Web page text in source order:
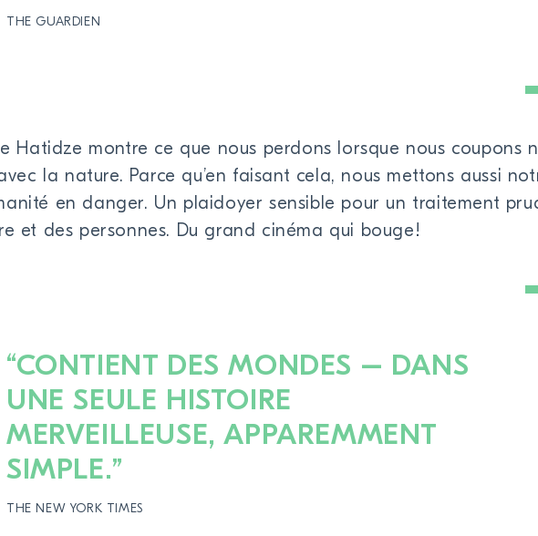
THE GUARDIEN
Hatidze montre ce que nous perdons lorsque nous coupons
la nature. Parce qu’en faisant cela, nous mettons aussi
en danger. Un plaidoyer sensible pour un traitement
et des personnes. Du grand cinéma qui bouge!
“CONTIENT DES MONDES – DANS
UNE SEULE HISTOIRE
MERVEILLEUSE, APPAREMMENT
SIMPLE.”
THE NEW YORK TIMES